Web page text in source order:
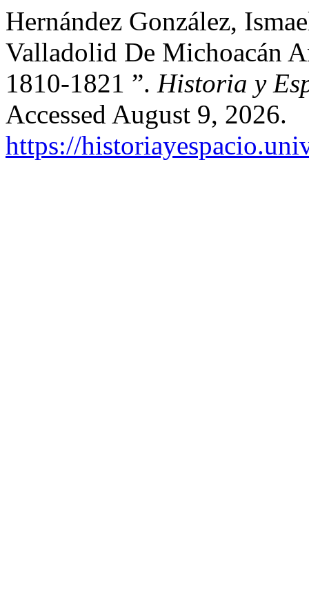
Hernández González,
Valladolid De Michoacán
1810-1821 ”. Historia y
Accessed August 9, 2026.
https://